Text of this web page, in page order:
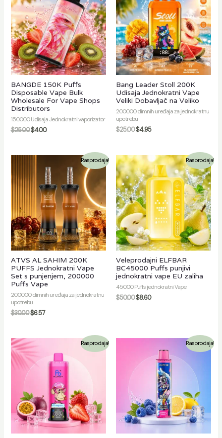
BANGDE 150K Puffs
Disposable Vape Bulk
Wholesale For Vape Shops
Distributors
150000 Udisaja Jednokratni vaporizator
$25.00$4.00
Bang Leader Stoll 200K
Udisaja Jednokratni Vape
Veliki Dobavljač na Veliko
200000 dimnih uređaja za jednokratnu
upotrebu
$25.00$4.95
Rasprodaja!
ATVS AL SAHIM 200K
PUFFS Jednokratni Vape
Set s punjenjem, 200000
Puffs Vape
200000 dimnih uređaja za jednokratnu
upotrebu
$30.00$6.57
Rasprodaja!
Veleprodajni ELFBAR
BC45000 Puffs punjivi
jednokratni vape EU zaliha
45000 Puffs jednokratni Vape
$50.00$8.60
Rasprodaja! Rasprodaja!